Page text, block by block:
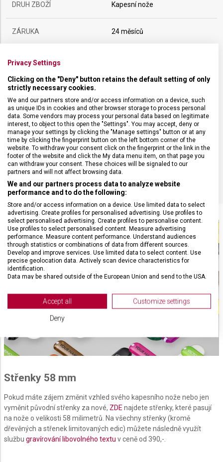
DRUH ZBOŽÍ Kapesní nože
ZÁRUKA 24 měsíců
HMOTNOST
POČET FUNKCÍ
VELIKOST 5,8 x 1,8 cm
MATERIÁL Alox
BARVA Zelená
Střenky 58 mm
Pokud máte zájem změnit vzhled svého kapesního nože nebo jen
vyměnit původní střenky za nové, ZDE najdete střenky, které pasují
na nože o velikosti 58 milimetrů. Na všechny střenky (kromě
dřevěných a střenek limitovaných edic) můžete následně využít
službu gravírování libovolného textu v ceně od 390,-.
Privacy Settings
Clicking on the "Deny" button retains the default setting of only
strictly necessary cookies.
We and our partners store and/or access information on a device, such
as unique IDs in cookies and other browser storage to process personal
data. Some vendors may process your personal data based on legitimate
interest, to object to this open the "Settings". You may accept, deny or
manage your settings by clicking the "Manage settings" button or at any
time by clicking the fingerprint button on the left bottom corner of the
website. To withdraw your consent click on the fingerprint or the link in the
footer of the website and click the My data menu item, on that page you
can withdraw your consent. These choices will be signaled to our
partners and will not affect browsing data.
We and our partners process data to analyze website
performance and to do the following:
Store and/or access information on a device. Use limited data to select
advertising. Create profiles for personalised advertising. Use profiles to
select personalised advertising. Create profiles to personalise content.
Use profiles to select personalised content. Measure advertising
performance. Measure content performance. Understand audiences
through statistics or combinations of data from different sources.
Develop and improve services. Use limited data to select content. Use
precise geolocation data. Actively scan device characteristics for
identification.
Data may be shared outside of the European Union and send to the USA.
View Partner List (2 IAB Vendors)
We use your data for the following purposes:
Store and/or access information on a device
Create profiles for personalised advertising
Use profiles to select personalised
advertising
Create profiles to personalise content
Accept all Customize settings
Deny